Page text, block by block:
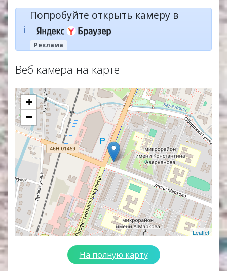
ℹ️
Попробуйте открыть камеру в
Реклама
Веб камера на карте
+
−
Leaflet
На полную карту